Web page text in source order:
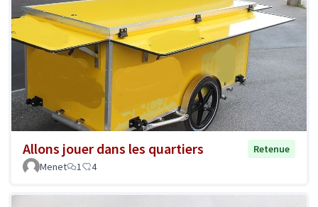
Allons jouer dans les quartiers
Retenue
Menet
1 4